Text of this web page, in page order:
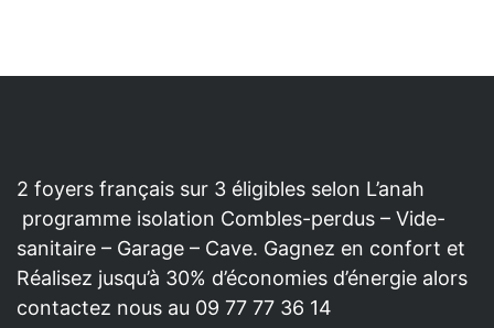
2 foyers français sur 3 éligibles selon L’anah
programme isolation Combles-perdus – Vide-
sanitaire – Garage – Cave. Gagnez en confort et
Réalisez jusqu’à 30% d’économies d’énergie alors
contactez nous au 09 77 77 36 14